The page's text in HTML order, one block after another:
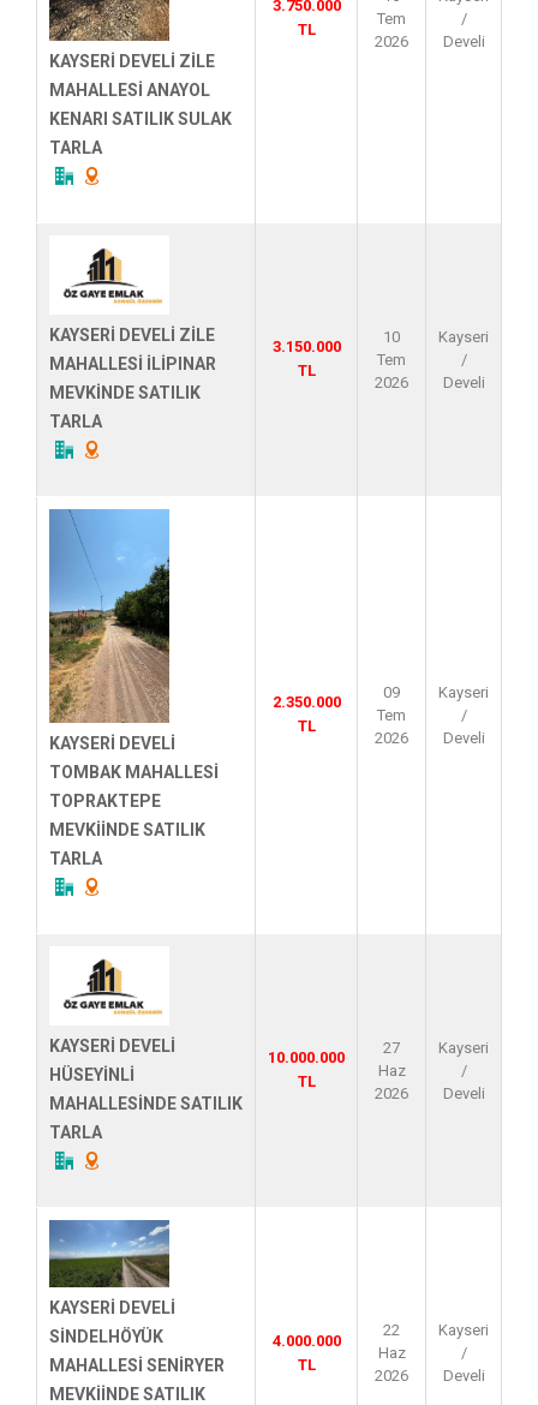
KAYSERİ DEVELİ ZİLE
MAHALLESİ ANAYOL
KENARI SATILIK SULAK
TARLA
3.750.000
TL
Tem
2026
/
Develi
KAYSERİ DEVELİ ZİLE
MAHALLESİ İLİPINAR
MEVKİNDE SATILIK
TARLA
3.150.000
TL
10
Tem
2026
Kayseri
/
Develi
KAYSERİ DEVELİ
TOMBAK MAHALLESİ
TOPRAKTEPE
MEVKİİNDE SATILIK
TARLA
2.350.000
TL
09
Tem
2026
Kayseri
/
Develi
KAYSERİ DEVELİ
HÜSEYİNLİ
MAHALLESİNDE SATILIK
TARLA
10.000.000
TL
27
Haz
2026
Kayseri
/
Develi
KAYSERİ DEVELİ
SİNDELHÖYÜK
MAHALLESİ SENİRYER
MEVKİİNDE SATILIK
4.000.000
TL
22
Haz
2026
Kayseri
/
Develi